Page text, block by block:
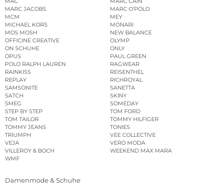
MARC JACOBS
MARC O’POLO
MCM
MEY
MICHAEL KORS
MONARI
MOS MOSH
NEW BALANCE
OFFICINE CREATIVE
OLYMP
ON SCHUHE
ONLY
OPUS
PAUL GREEN
POLO RALPH LAUREN
RAGWEAR
RAINKISS
REISENTHEL
REPLAY
RICHROYAL
SAMSONITE
SANETTA
SATCH
SKINY
SMEG
SOMEDAY
STEP BY STEP
TOM FORD
TOM TAILOR
TOMMY HILFIGER
TOMMY JEANS
TONIES
TRIUMPH
VEE COLLECTIVE
VEJA
VERO MODA
VILLEROY & BOCH
WEEKEND MAX MARA
WMF
Damenmode & Schuhe